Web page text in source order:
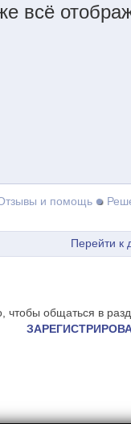
всё
и помощь
Перейти к
чтобы общаться в